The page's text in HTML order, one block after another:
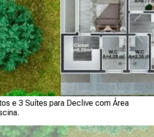
e 3 Suítes para Declive com Área